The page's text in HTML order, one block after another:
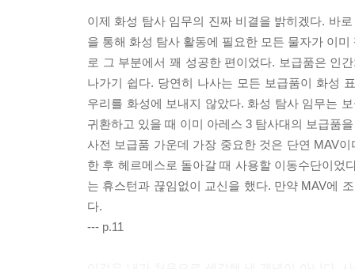
이제 화성 탐사 임무의 진짜 비결을 밝히겠다. 바
을 통해 화성 탐사 활동에 필요한 모든 물자가 이
로 그 부분에서 꽤 성공한 편이었다. 보급품은 인
나가기 쉽다. 당연히 나사는 모든 보급품이 화성
우리를 화성에 보내지 않았다. 화성 탐사 임무는
귀환하고 있을 때 이미 아레스 3 탐사대의 보급품
사전 보급품 가운데 가장 중요한 것은 단연 MAV
한 후 헤르메스로 돌아갈 때 사용할 이동수단이었
는 휴스턴과 끊임없이 교신을 했다. 만약 MAV에
다.
--- p.11